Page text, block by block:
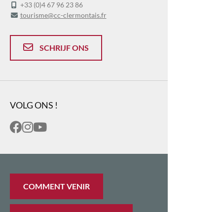
+33 (0)4 67 96 23 86
tourisme@cc-clermontais.fr
SCHRIJF ONS
VOLG ONS !
COMMENT VENIR